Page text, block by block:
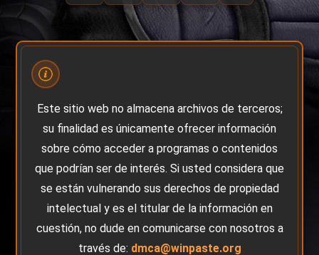
Este sitio web no almacena archivos de terceros;
su finalidad es únicamente ofrecer información
sobre cómo acceder a programas o contenidos
que podrían ser de interés. Si usted considera que
se están vulnerando sus derechos de propiedad
intelectual y es el titular de la información en
cuestión, no dude en comunicarse con nosotros a
través de: dmca@winpaste.org